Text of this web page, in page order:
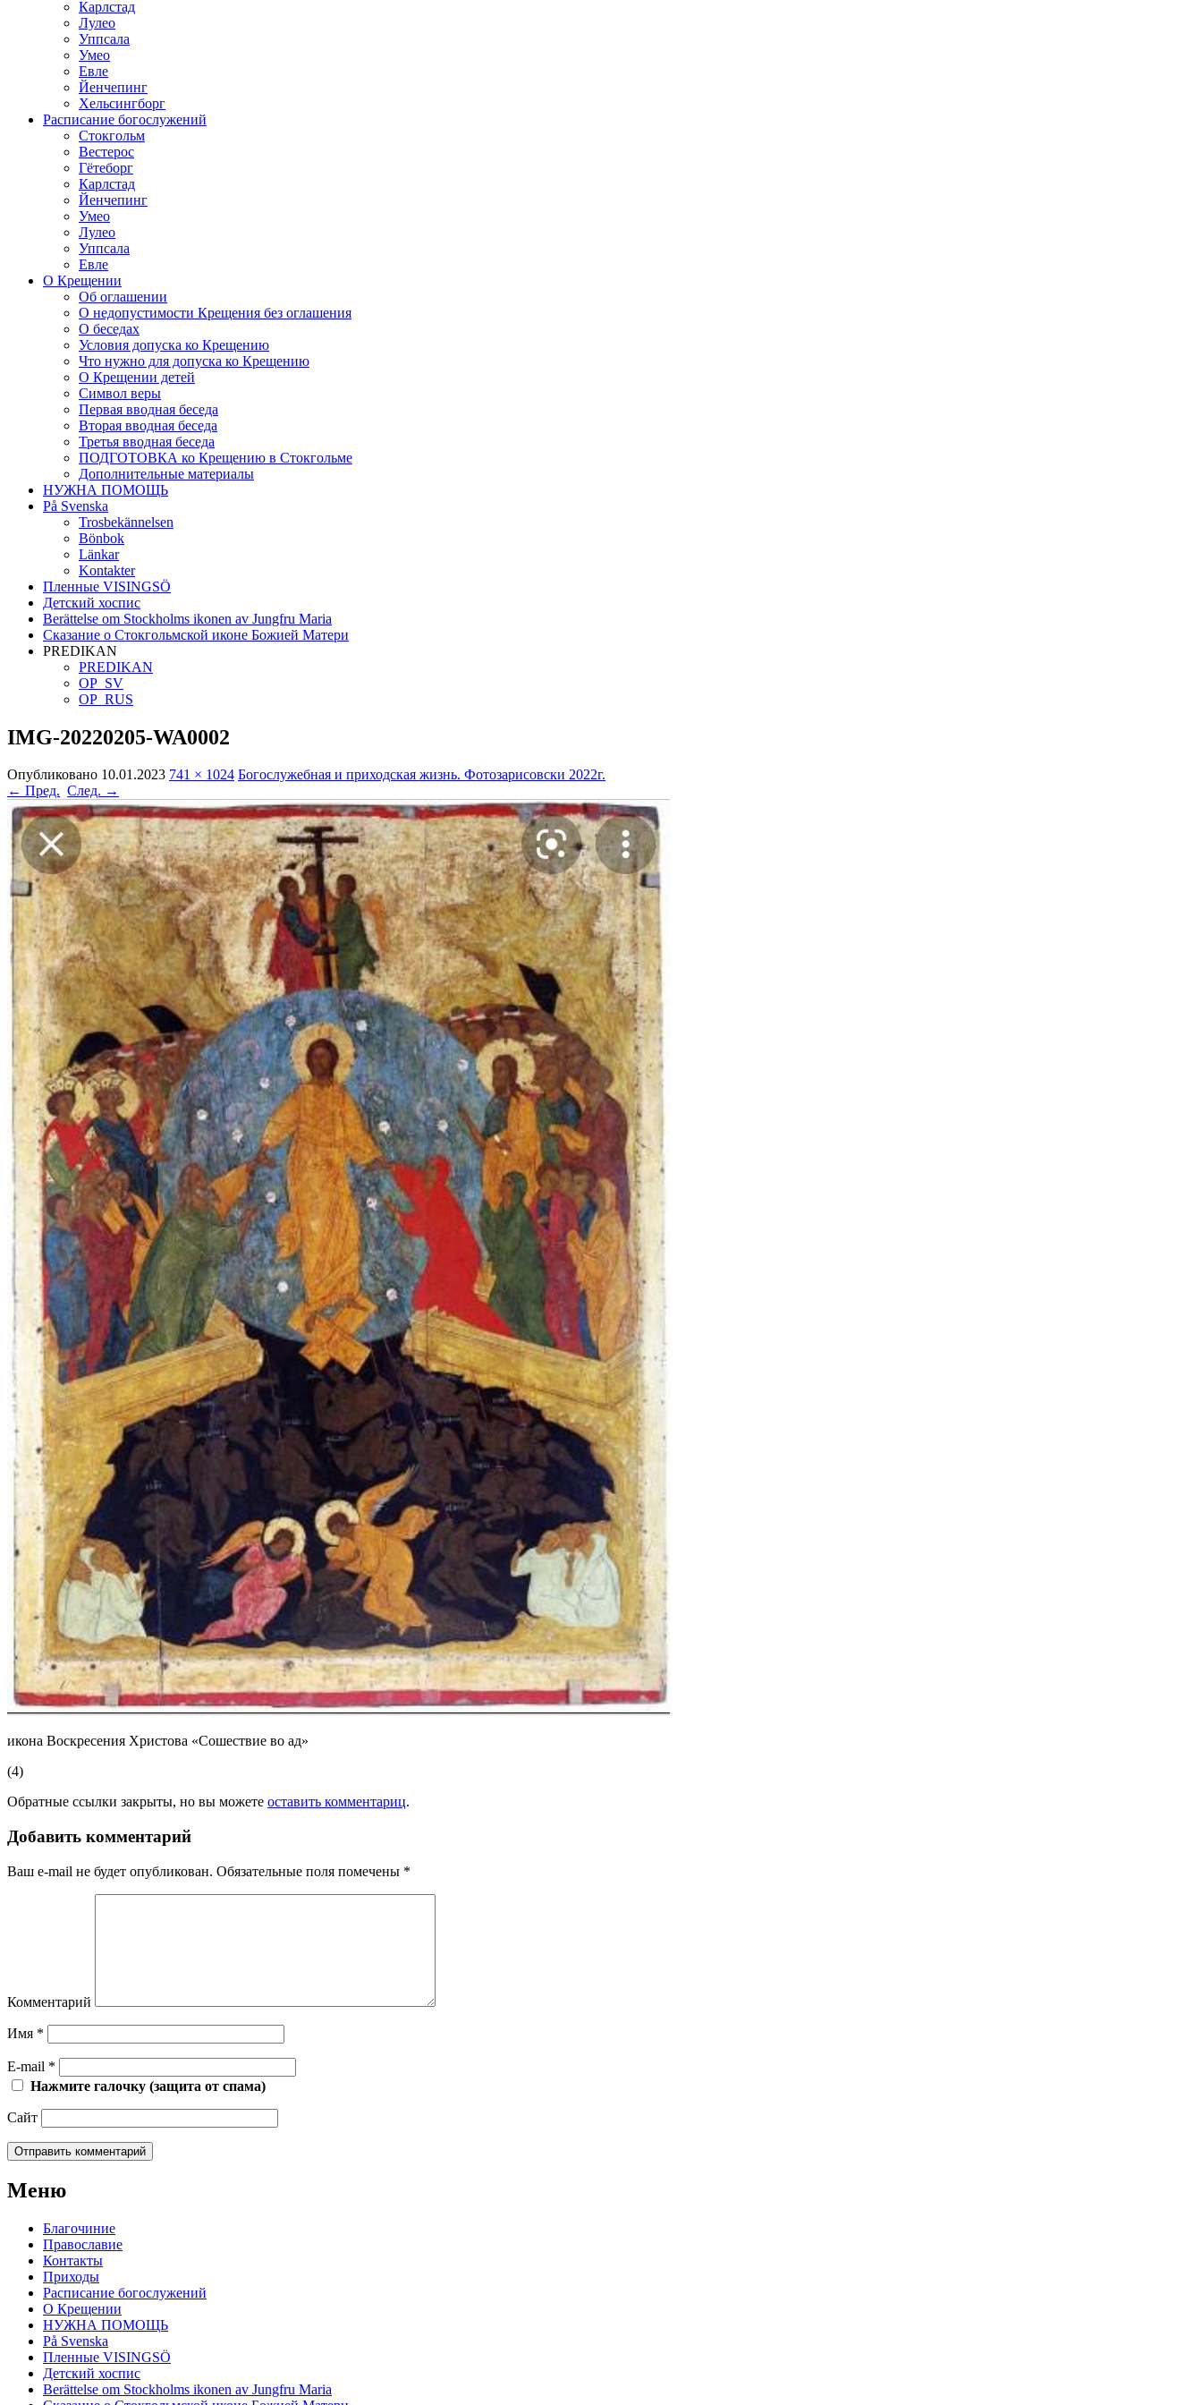
Карлстад
Лулео
Уппсала
Умео
Евле
Йенчепинг
Хельсингборг
Расписание богослужений
Стокгольм
Вестерос
Гётеборг
Карлстад
Йенчепинг
Умео
Лулео
Уппсала
Евле
О Крещении
Об оглашении
О недопустимости Крещения без оглашения
О беседах
Условия допуска ко Крещению
Что нужно для допуска ко Крещению
О Крещении детей
Символ веры
Первая вводная беседа
Вторая вводная беседа
Третья вводная беседа
ПОДГОТОВКА ко Крещению в Стокгольме
Дополнительные материалы
НУЖНА ПОМОЩЬ
På Svenska
Trosbekännelsen
Bönbok
Länkar
Kontakter
Пленные VISINGSÖ
Детский хоспис
Berättelse om Stockholms ikonen av Jungfru Maria
Сказание о Стокгольмской иконе Божией Матери
PREDIKAN
PREDIKAN
OP_SV
OP_RUS
IMG-20220205-WA0002
Опубликовано 10.01.2023 741 × 1024 Богослужебная и приходская жизнь. Фотозарисовски 2022г.
← Пред. След. →
икона Воскресения Христова «Сошествие во ад»
(4)
Обратные ссылки закрыты, но вы можете оставить комментариц.
Добавить комментарий
Ваш e-mail не будет опубликован. Обязательные поля помечены *
Комментарий
Имя *
E-mail *
Нажмите галочку (защита от спама)
Сайт
Меню
Благочиние
Православие
Контакты
Приходы
Расписание богослужений
О Крещении
НУЖНА ПОМОЩЬ
På Svenska
Пленные VISINGSÖ
Детский хоспис
Berättelse om Stockholms ikonen av Jungfru Maria